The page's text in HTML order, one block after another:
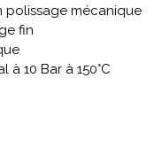
polissage mécanique
fin
10 Bar à 150°C